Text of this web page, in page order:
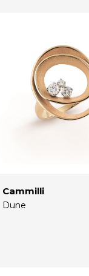
Cammilli
Dune